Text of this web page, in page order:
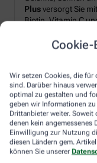
Wir setzen Cookies, die für
sind. Darüber hinaus
optimal zu gestalten und
geben wir Informationen
Drittanbieter weiter. Soweit
denen kein angemessenes
Einwilligung zur Nutzung
diesen Ländern gem.
können Sie unserer
Plusversorgt Sie
Biotin, Vitamin C
Hydrolysiertes
Pulverform – leicht
Schnell angerührt:
Ihr